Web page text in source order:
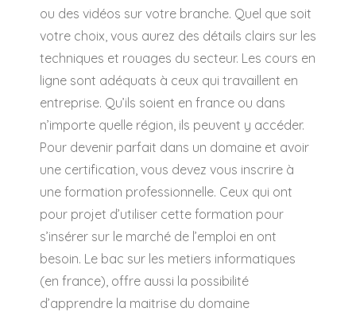
ou des vidéos sur votre branche. Quel que soit
votre choix, vous aurez des détails clairs sur les
techniques et rouages du secteur. Les cours en
ligne sont adéquats à ceux qui travaillent en
entreprise. Qu’ils soient en france ou dans
n’importe quelle région, ils peuvent y accéder.
Pour devenir parfait dans un domaine et avoir
une certification, vous devez vous inscrire à
une formation professionnelle. Ceux qui ont
pour projet d’utiliser cette formation pour
s’insérer sur le marché de l’emploi en ont
besoin. Le bac sur les metiers informatiques
(en france), offre aussi la possibilité
d’apprendre la maitrise du domaine